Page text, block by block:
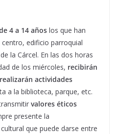
4 a 14 años los que han
edificio parroquial
la Cárcel. En las dos horas
de los miércoles, recibirán
actividades
a la biblioteca, parque, etc.
valores éticos
presente la
que puede darse entre